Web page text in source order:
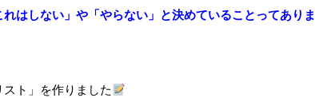
はしない」や「やらない」と決めていることってあり
ト」を作りました